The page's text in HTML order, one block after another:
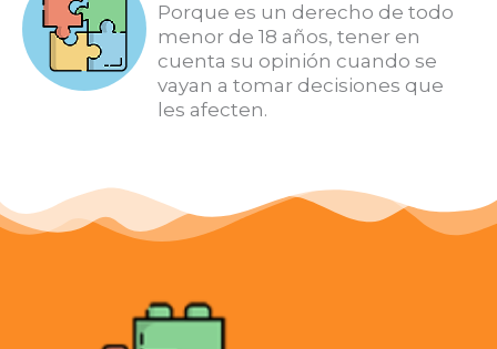
Porque es un derecho de todo
menor de 18 años, tener en
cuenta su opinión cuando se
vayan a tomar decisiones que
les afecten.